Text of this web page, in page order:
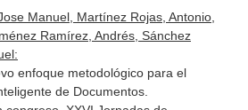
Manuel, Martínez Rojas, Antonio,
Ramírez, Andrés, Sánchez
enfoque metodológico para el
de Documentos.